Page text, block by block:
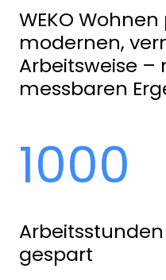
WEKO
modernen,
Arbeitsweise –
messbaren
1000
gespart